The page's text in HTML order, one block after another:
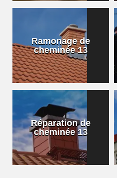
Ramonage de
cheminée 13
Réparation de
cheminée 13